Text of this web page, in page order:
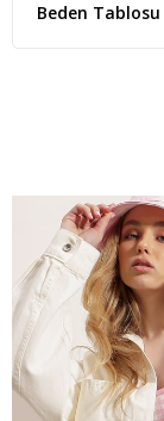
Beden Tablosu